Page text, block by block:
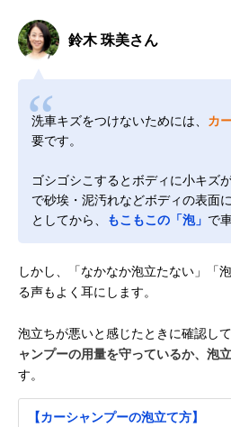
鈴木 珠美さん
洗車キズをつけないためには、 カ
要です。
ゴシゴシこするとボディに小キズ
で砂埃・泥汚れなどボディの表面
としてから、
もこもこの「泡」 で
しかし、「なかなか泡立たない」「
る声もよく耳にします。
泡立ちが悪いと感じたときに確認し
ャンプーの用量を守っているか、泡
す。
【カーシャンプーの泡立て方】